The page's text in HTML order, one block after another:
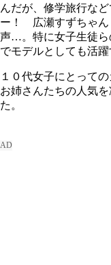
んだが、修学旅行な
ー！ 広瀬すずちゃん
声…。特に女子生徒ら
でモデルとしても活躍
１０代女子にとって
お姉さんたちの人気
た。